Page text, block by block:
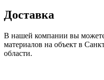
Доставка
В нашей компании вы можете
материалов на объект в
области.